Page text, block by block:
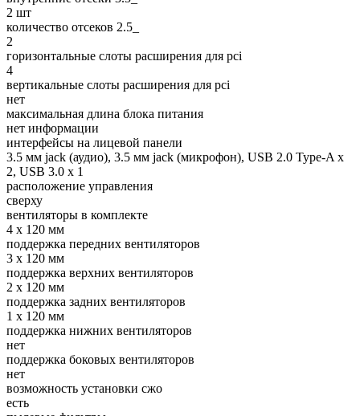
2 шт
количество отсеков 2.5_
2
горизонтальные слоты расширения для pci
4
вертикальные слоты расширения для pci
нет
максимальная длина блока питания
нет информации
интерфейсы на лицевой панели
3.5 мм jack (аудио), 3.5 мм jack (микрофон), USB 2.0 Type-A x
2, USB 3.0 x 1
расположение управления
сверху
вентиляторы в комплекте
4 x 120 мм
поддержка передних вентиляторов
3 x 120 мм
поддержка верхних вентиляторов
2 x 120 мм
поддержка задних вентиляторов
1 x 120 мм
поддержка нижних вентиляторов
нет
поддержка боковых вентиляторов
нет
возможность установки сжо
есть